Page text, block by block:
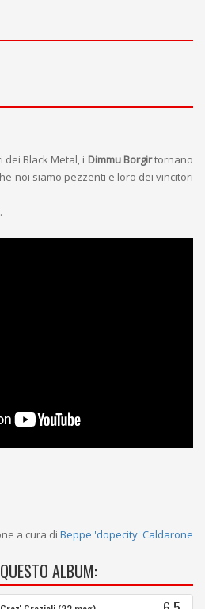
Black Metal, i Dimmu Borgirtornano
noi siamo pezzenti e loro dei vincitori
a cura di Beppe 'dopecity' Caldarone
ALBUM: